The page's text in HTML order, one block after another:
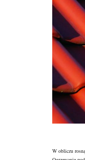
W obliczu